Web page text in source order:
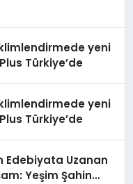
yeni
Türkiye’de
yeni
Türkiye’de
Edebiyata Uzanan
Yeşim Şahin